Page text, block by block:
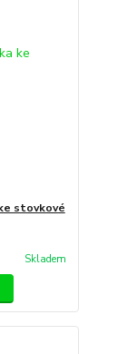
stovkové
Skladem